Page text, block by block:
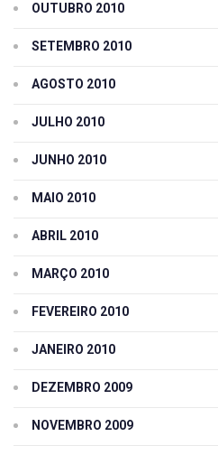
OUTUBRO 2010
SETEMBRO 2010
AGOSTO 2010
JULHO 2010
JUNHO 2010
MAIO 2010
ABRIL 2010
MARÇO 2010
FEVEREIRO 2010
JANEIRO 2010
DEZEMBRO 2009
NOVEMBRO 2009